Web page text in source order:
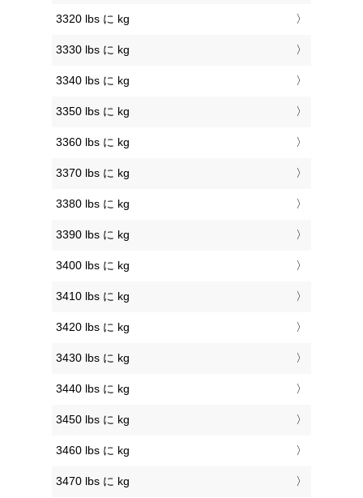
3320 lbs に kg
3330 lbs に kg
3340 lbs に kg
3350 lbs に kg
3360 lbs に kg
3370 lbs に kg
3380 lbs に kg
3390 lbs に kg
3400 lbs に kg
3410 lbs に kg
3420 lbs に kg
3430 lbs に kg
3440 lbs に kg
3450 lbs に kg
3460 lbs に kg
3470 lbs に kg